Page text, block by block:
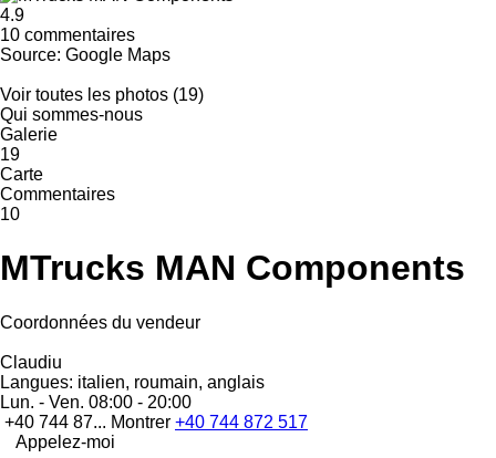
4.9
10 commentaires
Source: Google Maps
Voir toutes les photos (19)
Qui sommes-nous
Galerie
19
Carte
Commentaires
10
MTrucks MAN Components
Coordonnées du vendeur
Claudiu
Langues: italien, roumain, anglais
Lun. - Ven. 08:00 - 20:00
+40 744 87... Montrer +40 744 872 517
Appelez-moi